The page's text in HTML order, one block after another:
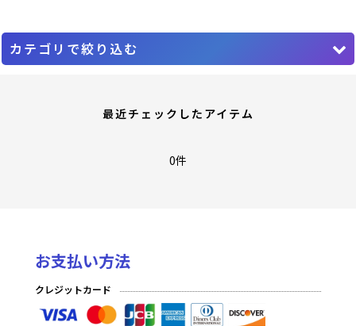
並び順:
カテゴリで絞り込む
夢幻の海(ノーマル)
発見の旅路(プレミアム)
最近チェックしたアイテム
0件
お支払い方法
クレジットカード